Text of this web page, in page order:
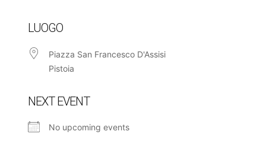
LUOGO
Piazza San Francesco D'Assisi
Pistoia
NEXT EVENT
No upcoming events